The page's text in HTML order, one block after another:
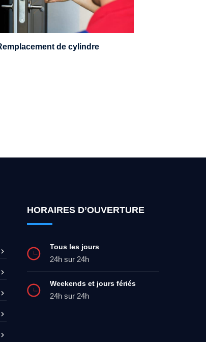
encore multipoints.
de cylindre
HORAIRES D’OUVERTURE
Tous les jours
24h sur 24h
Weekends et jours fériés
24h sur 24h